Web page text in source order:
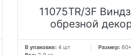
11075TR/3F
обрезной
В упаковке: 4 шт Размер: